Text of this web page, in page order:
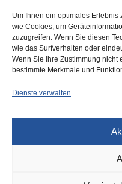
Um Ihnen ein optimales
wie Cookies, um
zuzugreifen. Wenn Sie diesen
wie das Surfverhalten oder
Wenn Sie Ihre Zustimmung
bestimmte Merkmale und
Dienste verwalten
DÜSSELDORF KULTUR 14. MAI
„Endstation
Literaturballett
Von Gisela Rudolph